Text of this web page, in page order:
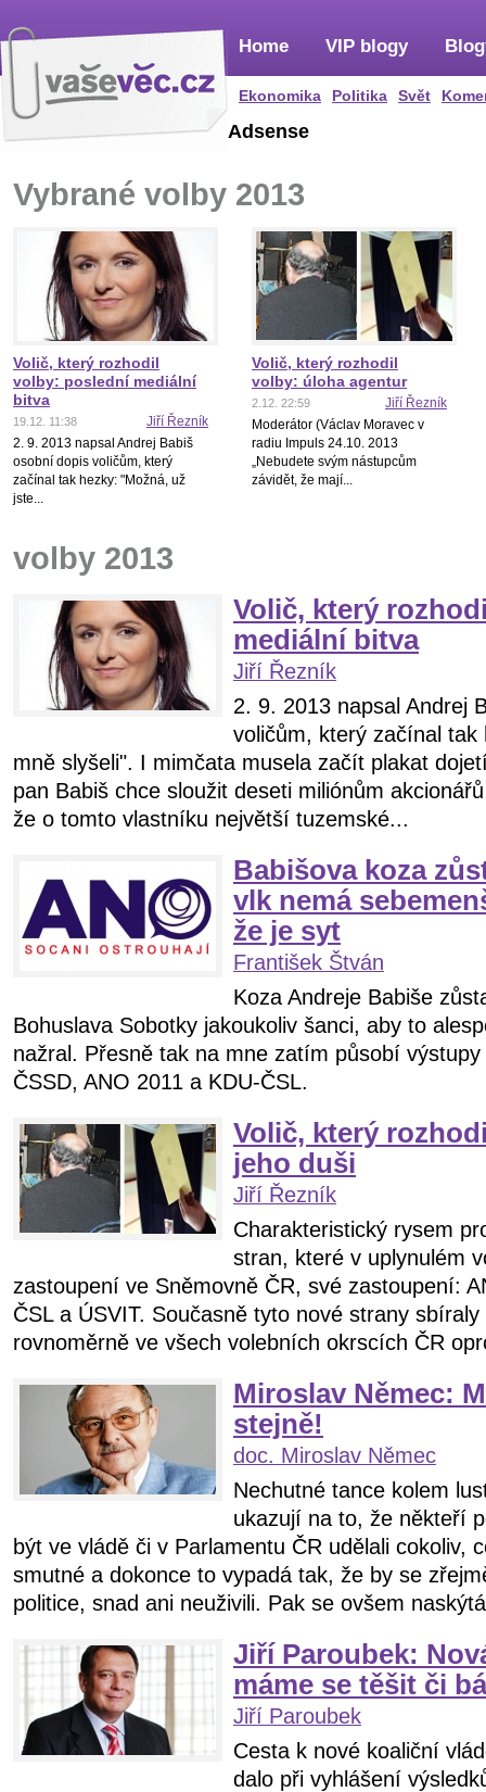
Home
Ekonomika Politika Svět
VIP blogy
Adsense
Vybrané volby 2013
Volič, který rozhodil
volby: poslední mediální
bitva
19.12. 11:38
Jiří Řezník
2. 9. 2013 napsal Andrej Babiš
osobní dopis voličům, který
začínal tak hezky: "Možná, už
jste...
Volič, který rozhodil
volby: úloha agentur
2.12. 22:59
Jiří Řezník
Moderátor (Václav Moravec v
radiu Impuls 24.10. 2013
„Nebudete svým nástupcům
závidět, že mají...
volby 2013
Volič, který
mediální bitva
Jiří Řezník
2. 9. 2013 napsal Andrej
voličům, který začínal
mně slyšeli". I mimčata musela začít plakat
pan Babiš chce sloužit deseti miliónům
že o tomto vlastníku největší tuzemské...
Babišova koza
vlk nemá
že je syt
František Štván
Koza Andreje Babiše
Bohuslava Sobotky jakoukoliv šanci, aby to
nažral. Přesně tak na mne zatím působí
ČSSD, ANO 2011 a KDU-ČSL.
Volič, který
jeho duši
Jiří Řezník
Charakteristický rysem
stran, které v uplynulém
zastoupení ve Sněmovně ČR, své zastoupení:
ČSL a ÚSVIT. Současně tyto nové strany
rovnoměrně ve všech volebních okrscích ČR
Miroslav Němec:
stejně!
doc. Miroslav Němec
Nechutné tance kolem
ukazují na to, že někteří
být ve vládě či v Parlamentu ČR udělali cokoliv,
smutné a dokonce to vypadá tak, že by se
politice, snad ani neuživili. Pak se ovšem
Jiří Paroubek:
máme se těšit či
Jiří Paroubek
Cesta k nové koaliční
dalo při vyhlášení